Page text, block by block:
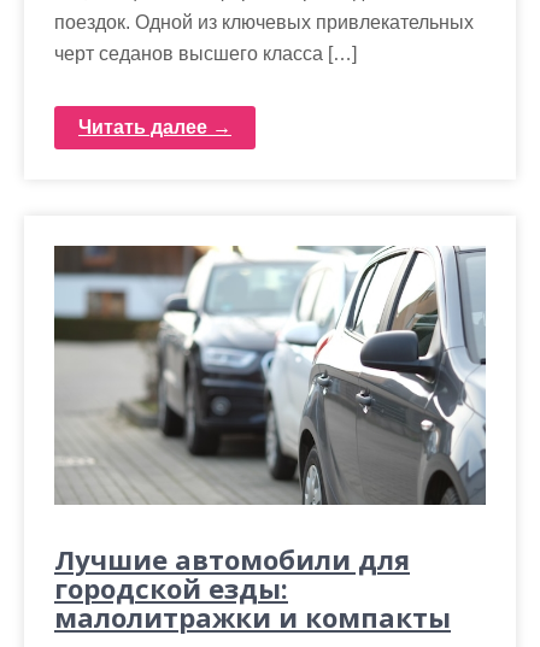
поездок. Одной из ключевых привлекательных
черт седанов высшего класса […]
Читать далее →
Лучшие автомобили для
городской езды:
малолитражки и компакты